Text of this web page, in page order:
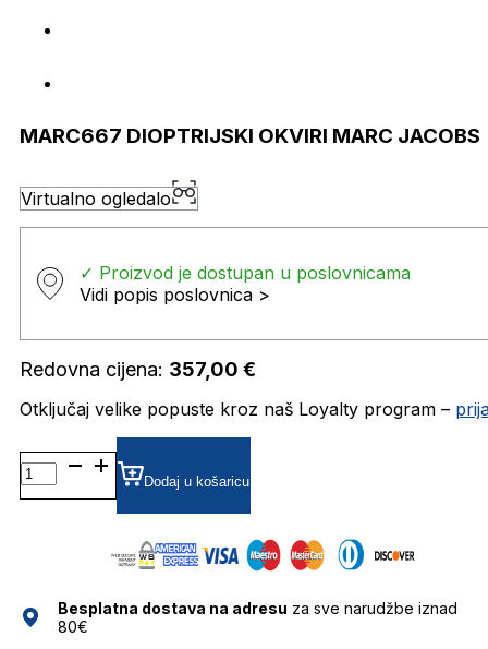
MARC667 DIOPTRIJSKI OKVIRI MARC JACOBS
Virtualno ogledalo
✓ Proizvod je dostupan u poslovnicama
Vidi popis poslovnica >
Redovna cijena: 357,00 €
Otključaj velike popuste kroz naš Loyalty program –
MARC667 DIOPTRIJSKI
OKVIRI
MARC
Dodaj u košaricu
Besplatna dostava na adresu za sve narudžbe iznad
80€